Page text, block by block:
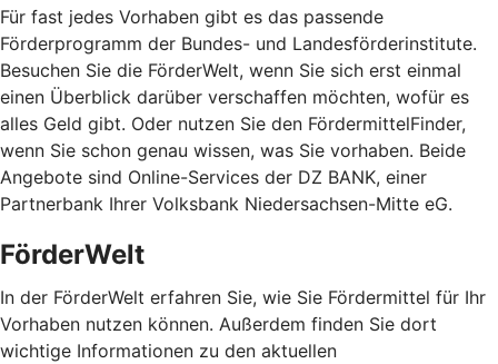
Für fast jedes Vorhaben gibt es das passende
Förderprogramm der Bundes- und Landesförderinstitute.
Besuchen Sie die FörderWelt, wenn Sie sich erst einmal
einen Überblick darüber verschaffen möchten, wofür es
alles Geld gibt. Oder nutzen Sie den FördermittelFinder,
wenn Sie schon genau wissen, was Sie vorhaben. Beide
Angebote sind Online-Services der DZ BANK, einer
Partnerbank Ihrer Volksbank Niedersachsen-Mitte eG.
FörderWelt
In der FörderWelt erfahren Sie, wie Sie Fördermittel für Ihr
Vorhaben nutzen können. Außerdem finden Sie dort
wichtige Informationen zu den aktuellen